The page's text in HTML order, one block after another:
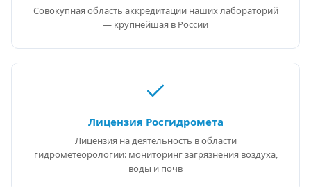
Совокупная область аккредитации наших лабораторий
— крупнейшая в России
Лицензия Росгидромета
Лицензия на деятельность в области
гидрометеорологии: мониторинг загрязнения воздуха,
воды и почв